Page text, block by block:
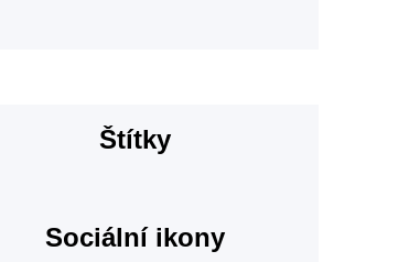
Štítky
Sociální ikony